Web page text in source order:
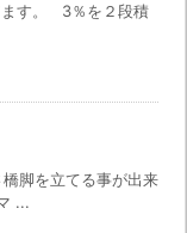
ます。 3％を２段積
脚を立てる事が出来
...